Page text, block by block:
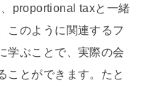
proportional taxと一緒
このように関連するフ
学ぶことで、実際の会
ことができます。たと